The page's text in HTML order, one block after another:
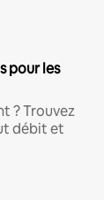
pour les
? Trouvez
débit et